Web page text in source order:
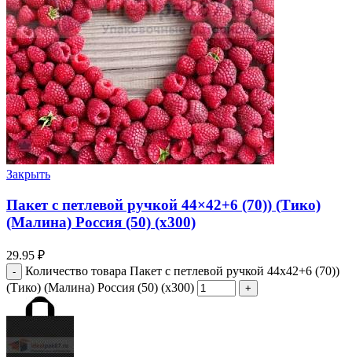
Закрыть
Пакет с петлевой ручкой 44×42+6 (70)) (Тико)
(Малина) Россия (50) (х300)
29.95 ₽
Количество товара Пакет с петлевой ручкой 44x42+6 (70))
(Тико) (Малина) Россия (50) (х300)